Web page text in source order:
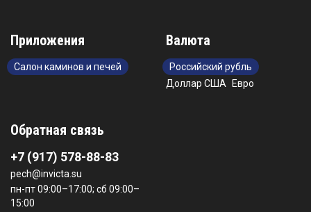
Приложения
Салон каминов и печей
Валюта
Российский рубль
Доллар США
Евро
Обратная связь
+7 (917) 578-88-83
pech@invicta.su
пн-пт 09:00–17:00; сб 09:00–
15:00